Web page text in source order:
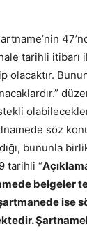
tarihli itibarı
olacaktır.
söz
bununla
tarihli “
belgeler
ise